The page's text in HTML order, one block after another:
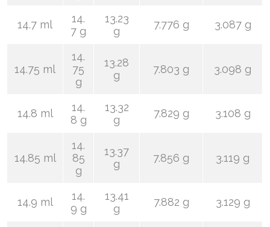
14.7 ml
14.
7 g
13.23
g
7.776 g 3.087 g
14.75 ml
14.
75
g
13.28
g
7.803 g 3.098 g
14.8 ml
14.
8 g
13.32
g
7.829 g 3.108 g
14.85 ml
14.
85
g
13.37
g
7.856 g 3.119 g
14.9 ml
14.
9 g
13.41
g
7.882 g 3.129 g